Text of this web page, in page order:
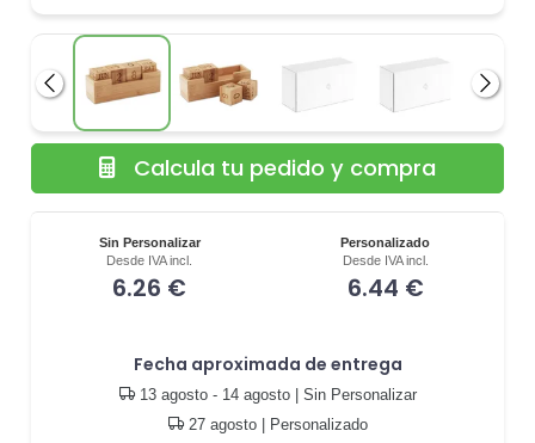
Anterior
Sin Personalizar
Desde IVA incl.
6.26 €
Personalizado
Desde IVA incl.
6.44 €
Fecha aproximada de entrega
13 agosto - 14 agosto| Sin Personalizar
27 agosto| Personalizado
Calcula tu pedido y compra